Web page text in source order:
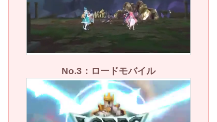
No.3：ロードモバイル